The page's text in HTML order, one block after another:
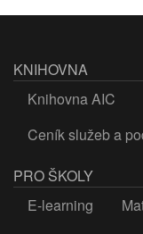
KNIHOVNA
Knihovna AIC
Ceník služeb a
PRO ŠKOLY
E-learning